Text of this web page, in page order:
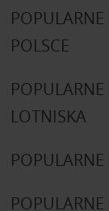
POLSCE
LOTNISKA